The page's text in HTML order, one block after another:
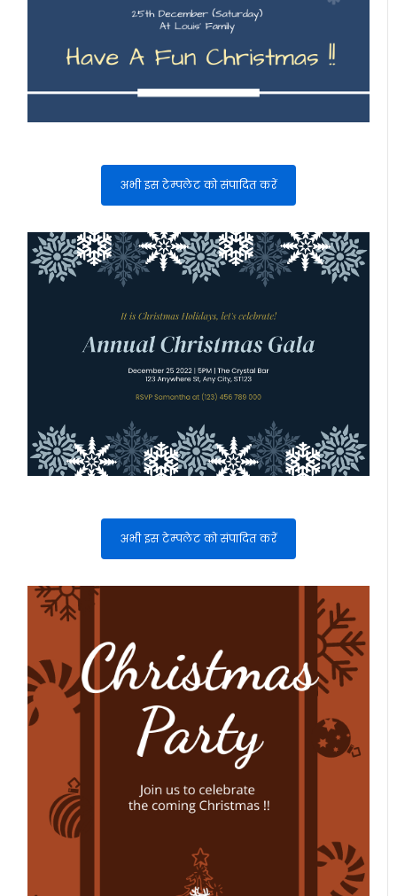
अभी इस टेम्पलेट को संपादित करें
अभी इस टेम्पलेट को संपादित करें